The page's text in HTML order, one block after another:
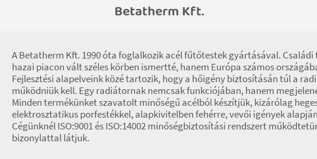
Betatherm Kft.
A Betatherm Kft. 1990 óta foglalkozik acél fűtőtestek gyártásával.
hazai piacon vált széles körben ismertté, hanem Európa számos
Fejlesztési alapelveink közé tartozik, hogy a hőigény biztosításán túl a
működniük kell. Egy radiátornak nemcsak funkciójában, hanem
Minden termékünket szavatolt minőségű acélból készítjük, kizárólag
elektrosztatikus porfestékkel, alapkivitelben fehérre, vevői igények
Cégünknél ISO:9001 és ISO:14002 minőségbiztosítási rendszert
bizonylattal látjuk.